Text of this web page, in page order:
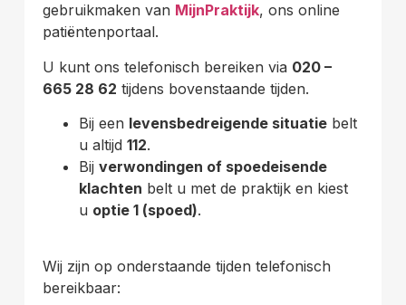
gebruikmaken van MijnPraktijk, ons online
patiëntenportaal.
U kunt ons telefonisch bereiken via 020 –
665 28 62 tijdens bovenstaande tijden.
Bij een levensbedreigende situatiebelt
u altijd 112.
Bij verwondingen of spoedeisende
klachten belt u met de praktijk en kiest
u optie 1 (spoed).
Wij zijn op onderstaande tijden telefonisch
bereikbaar: